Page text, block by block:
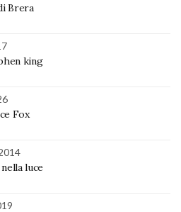
Brera
king
Fox
luce